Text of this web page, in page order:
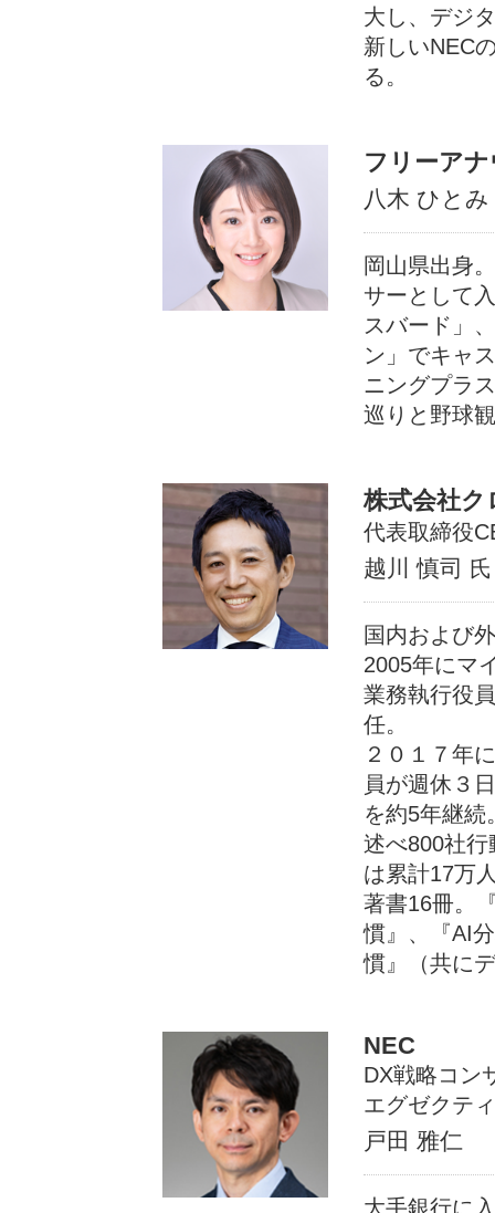
大し、デジ
新しいNEC
る。
フリーア
八木 ひとみ
岡山県出身
サーとして
スバード」
ン」でキャ
ニングプラ
巡りと野球
株式会社
代表取締役
越川 慎司 氏
国内および
2005年にマ
業務執行役
任。
２０１７年
員が週休３
を約5年継続
述べ800社
は累計17万
著書16冊。
慣』、『AI
慣』（共に
NEC
DX戦略コン
エグゼクテ
戸田 雅仁
大手銀行に